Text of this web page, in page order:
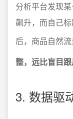
分析平台发现
飙升，而自己
后，商品自然流
整，远比盲目
3. 数据驱